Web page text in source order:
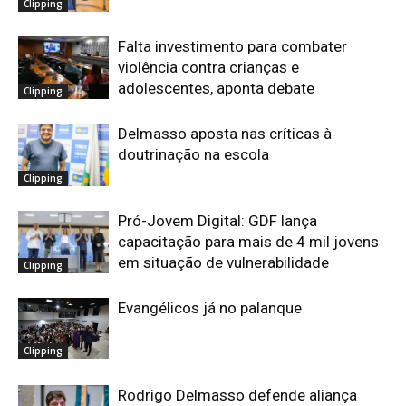
Clipping
Clipping
Falta investimento para combater
violência contra crianças e
adolescentes, aponta debate
Clipping
Delmasso aposta nas críticas à
doutrinação na escola
Clipping
Pró-Jovem Digital: GDF lança
capacitação para mais de 4 mil jovens
em situação de vulnerabilidade
Clipping
Evangélicos já no palanque
Rodrigo Delmasso defende aliança